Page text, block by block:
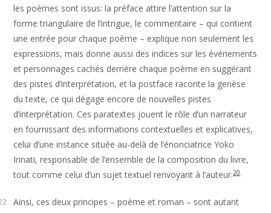
les poèmes sont issus: la préface attire l’attention sur la
forme triangulaire de l’intrigue, le commentaire – qui contient
une entrée pour chaque poème – explique non seulement les
expressions, mais donne aussi des indices sur les événements
et personnages cachés derrière chaque poème en suggérant
des pistes d’interprétation, et la postface raconte la genèse
du texte, ce qui dégage encore de nouvelles pistes
d’interprétation. Ces paratextes jouent le rôle d’un narrateur
en fournissant des informations contextuelles et explicatives,
celui d’une instance située au-delà de l’énonciatrice Yoko
Irinati, responsable de l’ensemble de la composition du livre,
tout comme celui d’un sujet textuel renvoyant à l’auteur.20
Ainsi, ces deux principes – poème et roman – sont autant